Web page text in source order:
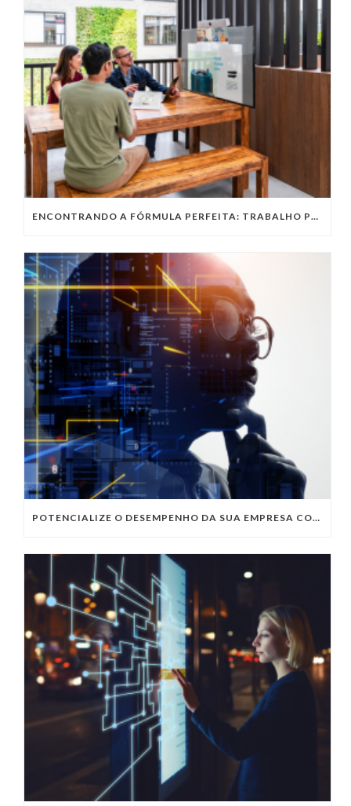
ENCONTRANDO A FÓRMULA PERFEITA: TRABALHO PRESENCIAL, HOME OFFICE OU TRABALHO HÍBRIDO?
POTENCIALIZE O DESEMPENHO DA SUA EMPRESA COM OS SERVIÇOS DE TI DA VIVO VITA